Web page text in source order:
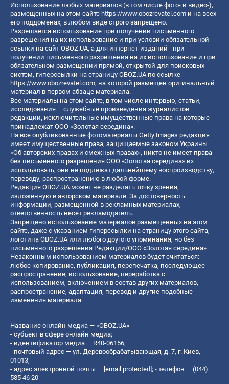
Использование любых материалов (в том числе фото- и видео-),
размещенных на этом сайте https://www.obozrevatel.com и на всех
его поддоменах, в любом виде строго запрещено.
Разрешается использование при получении письменного
разрешения на их использование и при условии обязательной
ссылки на сайт OBOZ.UA, а для интернет-изданий - при
получении письменного разрешения на их использование и при
обязательном размещении прямой, открытой для поисковых
систем, гиперссылки на страницу OBOZ.UA по ссылке
https://www.obozrevatel.com, на которой размещен оригинальный
материал в первом абзаце материала.
Все материалы на этом сайте, в том числе интервью, статьи,
исследования – служебные произведения журналистов
редакции, исключительные имущественные права на которые
принадлежат ООО «Золотая середина».
На все опубликованные фотоматериалы Getty Images редакция
имеет имущественные права, защищаемые законом Украины
«Об авторских правах и смежных правах», никто не имеет права
без письменного разрешения ООО «Золотая середина» их
использовать, они не подлежат дальнейшему воспроизводству,
переводу, распространению в любой форме.
Редакция OBOZ.UA может не разделять точку зрения,
изложенную в авторском материале. За достоверность
информации, размещенной в рекламных материалах,
ответственность несет рекламодатель.
Запрещено использование материалов размещенных на этом
сайте, даже с указанием гиперссылки на страницу этого сайта,
логотипа OBOZ.UA или любого другого упоминания, но без
письменного разрешения Редакции/ООО «Золотая середина»
Незаконным использованием материалов будет считаться:
любое копирование, публикация, перепечатка, последующее
распространение, использование, переработка с
использованием, включением в состав других материалов,
распространение, адаптация, перевод и другие подобные
изменения материала.
Название онлайн медиа — «OBOZ.UA»
- субъект в сфере онлайн медиа;
- идентификатор медиа — R40-06156;
- почтовый адрес — ул. Деревообрабатывающая, д. 7, г. Киев,
01013;
- адрес электронной почты — [email protected]; - телефон — (044)
585 46 20